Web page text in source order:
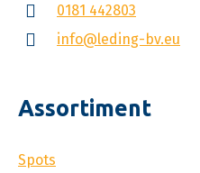
0181 442803
info@leding-bv.eu
Assortiment
Spots